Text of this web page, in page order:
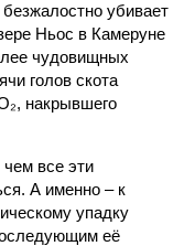
убивает
Ньос в Камеруне
чудовищных
голов скота
накрывшего
все эти
А именно – к
упадку
её